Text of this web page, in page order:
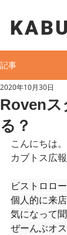
記事
Rovenス
る？
2020年10月30日
こんにちは。
カブトス広報
ビストロロ
個人的に来
気になって
ぜーんぶオ